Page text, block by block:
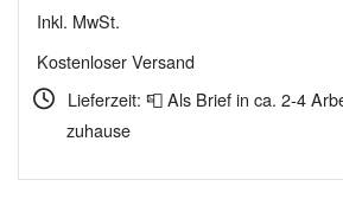
Inkl. MwSt.
Kostenloser Versand
Lieferzeit: 📮 Als Brief in ca. 2-4
zuhause